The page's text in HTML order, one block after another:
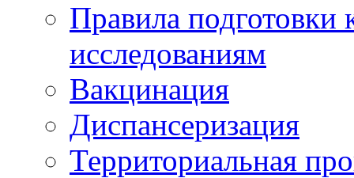
Правила подготовки
исследованиям
Вакцинация
Диспансеризация
Территориальная